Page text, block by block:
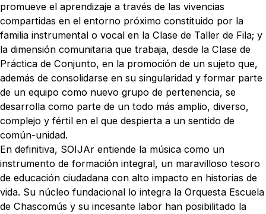
promueve el aprendizaje a través de las vivencias
compartidas en el entorno próximo constituido por la
familia instrumental o vocal en la Clase de Taller de Fila; y
la dimensión comunitaria que trabaja, desde la Clase de
Práctica de Conjunto, en la promoción de un sujeto que,
además de consolidarse en su singularidad y formar parte
de un equipo como nuevo grupo de pertenencia, se
desarrolla como parte de un todo más amplio, diverso,
complejo y fértil en el que despierta a un sentido de
común-unidad.
En definitiva, SOIJAr entiende la música como un
instrumento de formación integral, un maravilloso tesoro
de educación ciudadana con alto impacto en historias de
vida. Su núcleo fundacional lo integra la Orquesta Escuela
de Chascomús y su incesante labor han posibilitado la